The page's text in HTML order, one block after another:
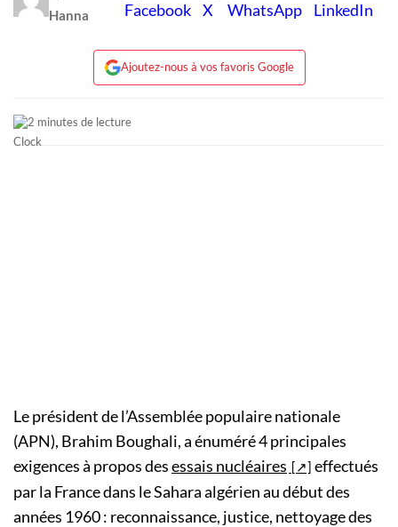
Hanna
Ajoutez-nous à vos favoris Google
2 minutes de lecture
Le président de l’Assemblée populaire nationale
(APN), Brahim Boughali, a énuméré 4 principales
exigences à propos desessais nucléaires
effectués
par la France dans le Sahara algérien au début des
années 1960 : reconnaissance, justice, nettoyage des